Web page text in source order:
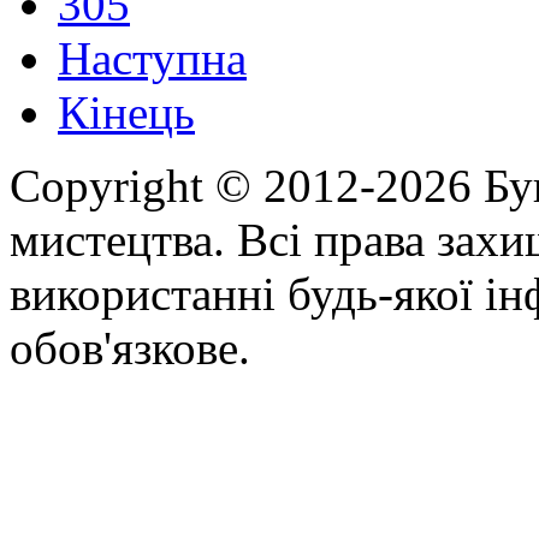
Наступна
Кінець
Copyright © 2012-2026
мистецтва. Всі права
використанні будь-якої
обов'язкове.